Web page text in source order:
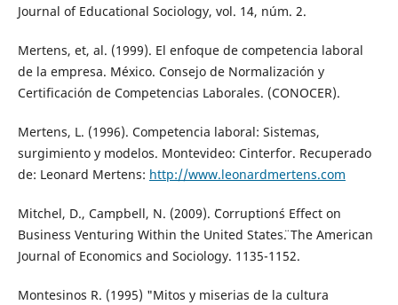
Journal of Educational Sociology, vol. 14, núm. 2.
Mertens, et, al. (1999). El enfoque de competencia laboral
de la empresa. México. Consejo de Normalización y
Certificación de Competencias Laborales. (CONOCER).
Mertens, L. (1996). Competencia laboral: Sistemas,
surgimiento y modelos. Montevideo: Cinterfor. Recuperado
de: Leonard Mertens: http://www.leonardmertens.com
Mitchel, D., Campbell, N. (2009). ¨Corruption´s Effect on
Business Venturing Within the United States¨. The American
Journal of Economics and Sociology. 1135-1152.
Montesinos R. (1995) "Mitos y miserias de la cultura